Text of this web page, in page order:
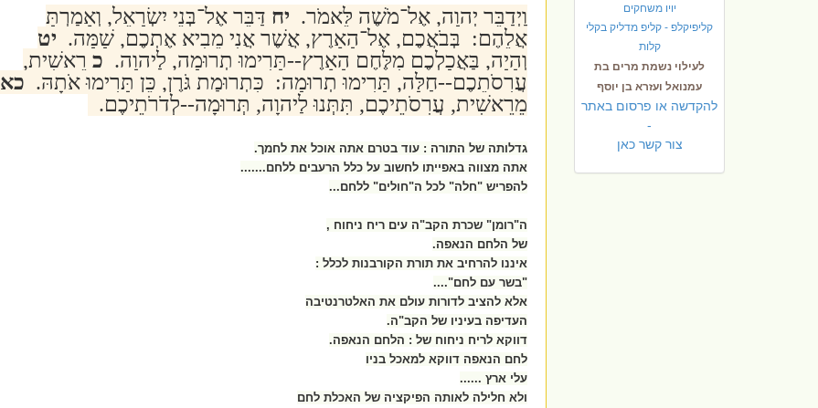
יויו משחקים
קליפיקלפ - קליפ מדליק בקלי
קלות
לעילוי נשמת מרים בת
עמנואל ועזרא בן יוסף
להקדשה או פרסום באתר
-
צור קשר כאן
וַיְדַבֵּר יְהוָה, אֶל־מֹשֶׁה לֵּאמֹר. יח דַּבֵּר אֶל־בְּנֵי יִשְׂרָאֵל, וְאָמַרְתָּ
אֲלֵהֶם: בְּבֹאֲכֶם, אֶל־הָאָרֶץ, אֲשֶׁר אֲנִי מֵבִיא אֶתְכֶם, שָׁמָּה. יט
וְהָיָה, בַּאֲכָלְכֶם מִלֶּחֶם הָאָרֶץ--תָּרִימוּ תְרוּמָה, לַיהוָה. כ רֵאשִׁית,
עֲרִסֹתֵכֶם--חַלָּה, תָּרִימוּ תְרוּמָה: כִּתְרוּמַת גֹּרֶן, כֵּן תָּרִימוּ אֹתָהּ. כא
מֵרֵאשִׁית, עֲרִסֹתֵיכֶם, תִּתְּנוּ לַיהוָה, תְּרוּמָה--לְדֹרֹתֵיכֶם.
גדלותה של התורה : עוד בטרם אתה אוכל את לחמך.
אתה מצווה באפייתו לחשוב על כלל הרעבים ללחם.......
להפריש "חלה" לכל ה"חולים" ללחם...
ה"רומן" שכרת הקב"ה עים ריח ניחוח ,
של הלחם הנאפה.
איננו להרחיב את תורת הקורבנות לכלל :
"בשר עם לחם"....
אלא להציב לדורות עולם את האלטרנטיבה
העדיפה בעיניו של הקב"ה.
דווקא לריח ניחוח של : הלחם הנאפה.
לחם הנאפה דווקא למאכל בניו
עלי ארץ ......
ולא חלילה לאותה הפיקציה של האכלת לחם